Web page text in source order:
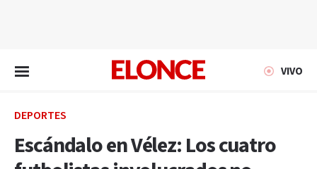
VIVO
DEPORTES
Escándalo en Vélez: Los cuatro